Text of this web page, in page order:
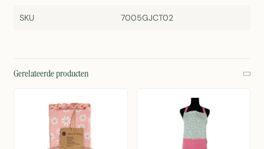
SKU 7005GJCT02
Gerelateerde producten